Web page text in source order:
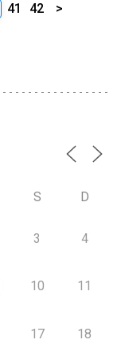
41 42 >
S D
3 4
10 11
17 18